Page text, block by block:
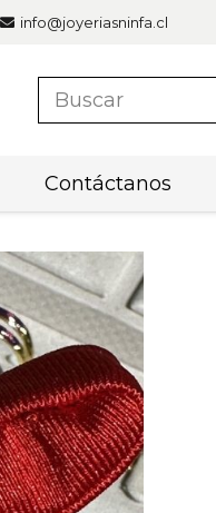
info@joyeriasninfa.cl
Contáctanos